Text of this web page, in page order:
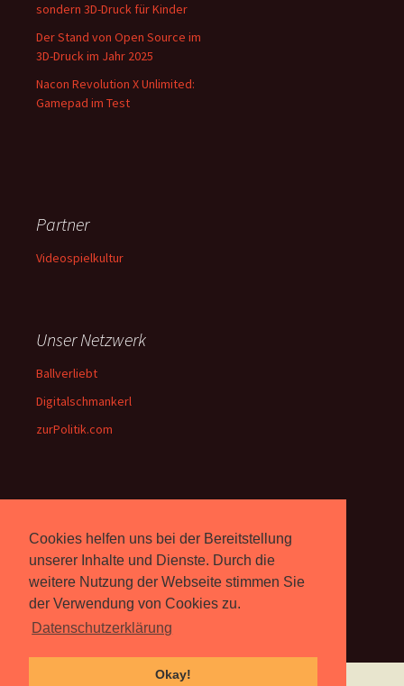
Cookies helfen uns bei der Bereitstellung
unserer Inhalte und Dienste. Durch die
weitere Nutzung der Webseite stimmen Sie
der Verwendung von Cookies zu.
Datenschutzerklärung
Okay!
sondern 3D-Druck für Kinder
Der Stand von Open Source im
3D-Druck im Jahr 2025
Nacon Revolution X Unlimited:
Gamepad im Test
Partner
Videospielkultur
Unser Netzwerk
Ballverliebt
Digitalschmankerl
zurPolitik.com
Rebell.atberichtet seit 2003
unabhängig über Computer-
und Videospiele. (Impressum)